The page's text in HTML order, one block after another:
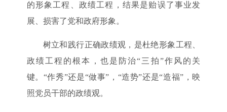
的形象工程、政绩工程，结果是贻误了事业发
展、损害了党和政府形象。
树立和践行正确政绩观，是杜绝形象工程、
政绩工程的根本，也是防治“三拍”作风的关
键。“作秀”还是“做事”，“造势”还是“造福”，映
照党员干部的政绩观。